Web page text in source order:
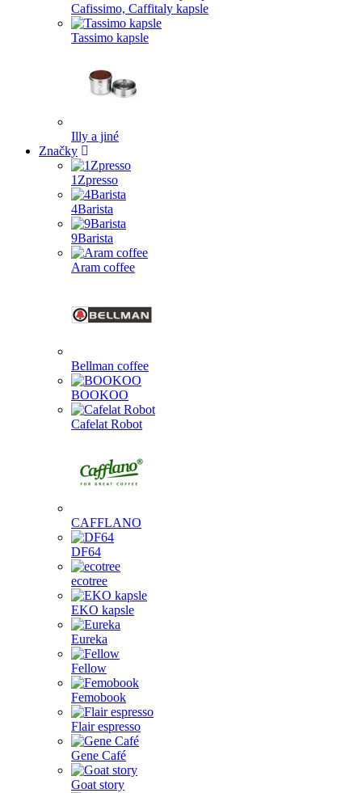
Cafissimo, Caffitaly kapsle
Tassimo kapsle
Illy a jiné
Značky
1Zpresso
4Barista
9Barista
Aram coffee
Bellman coffee
BOOKOO
Cafelat Robot
CAFFLANO
DF64
ecotree
EKO kapsle
Eureka
Fellow
Femobook
Flair espresso
Gene Café
Goat story